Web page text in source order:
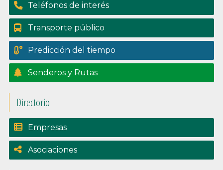
Teléfonos de interés
Transporte público
Predicción del tiempo
Senderos y Rutas
Directorio
Empresas
Asociaciones